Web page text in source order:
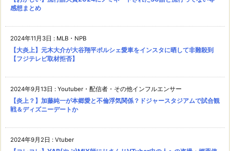
感想まとめ
2024年11月3日 : MLB・NPB
【大炎上】元木大介が大谷翔平ポルシェ愛車をインスタに晒して非難殺到
【フジテレビ取材拒否】
2024年9月13日 : Youtuber・配信者・その他インフルエンサー
【炎上？】加藤純一が本郷愛と不倫浮気関係？ドジャースタジアムで試合観
戦＆ディズニーデートか
2024年9月2日 : Vtuber